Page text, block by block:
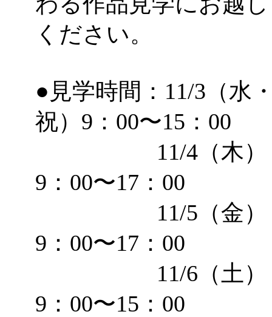
「 みなづる号乗車体
「皆鶴姫のこびる塾
～」 受付期間：～
みなづる号乗車体
de 健康づくり」
ください。
●見学時間：11/3（水
祝）9：00〜15：00
11/4（木）
9：00〜17：00
11/5（金）
9：00〜17：00
11/6（土）
9：00〜15：00